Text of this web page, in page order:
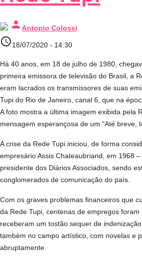
person Antonio Colossi
access_time18/07/2020 - 14:30
Há 40 anos, em 18 de julho de 1980,
primeira emissora de televisão do Brasil, a
eram lacrados os transmissores de suas
Tupi do Rio de Janeiro, canal 6, que na
A foto mostra a última imagem exibida pela
mensagem esperançosa de um "Até breve,
A crise da Rede Tupi iniciou, de forma
empresário Assis Chateaubriand, em 1968
presidente dos Diários Associados, sendo
conglomerados de comunicação do país.
Com os graves problemas financeiros que
da Rede Tupi, centenas de empregos
receberam um tostão sequer de
também no campo artístico, com novelas e
abruptamente.